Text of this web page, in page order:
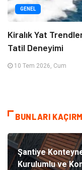
GENEL
Kiralık Yat
Tatil Deneyimi
10 Tem 2026, Cum
BUNLARI
Şantiye
Kurulumlu ve